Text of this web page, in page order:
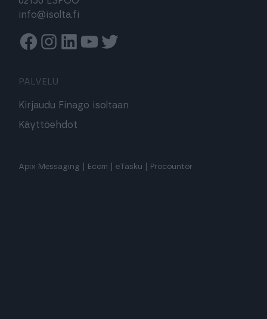
info@isolta.fi
Facebook
Instagram
Linkedin
Youtube
Twitter
PALVELU
Kirjaudu Finago isoltaan
Käyttöehdot
Apix Messaging Ecom eTasku Procountor